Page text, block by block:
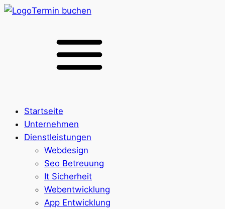
Termin buchen
Startseite
Unternehmen
Dienstleistungen
Webdesign
Seo Betreuung
It Sicherheit
Webentwicklung
App Entwicklung